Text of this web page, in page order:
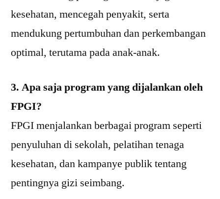
kesehatan, mencegah penyakit, serta
mendukung pertumbuhan dan perkembangan
optimal, terutama pada anak-anak.
3. Apa saja program yang dijalankan oleh
FPGI?
FPGI menjalankan berbagai program seperti
penyuluhan di sekolah, pelatihan tenaga
kesehatan, dan kampanye publik tentang
pentingnya gizi seimbang.